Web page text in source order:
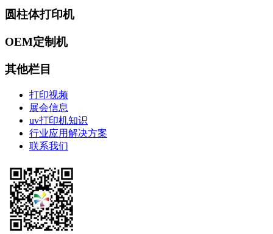
圆柱体打印机
OEM定制机
其他栏目
打印视频
展会信息
uv打印机知识
行业应用解决方案
联系我们